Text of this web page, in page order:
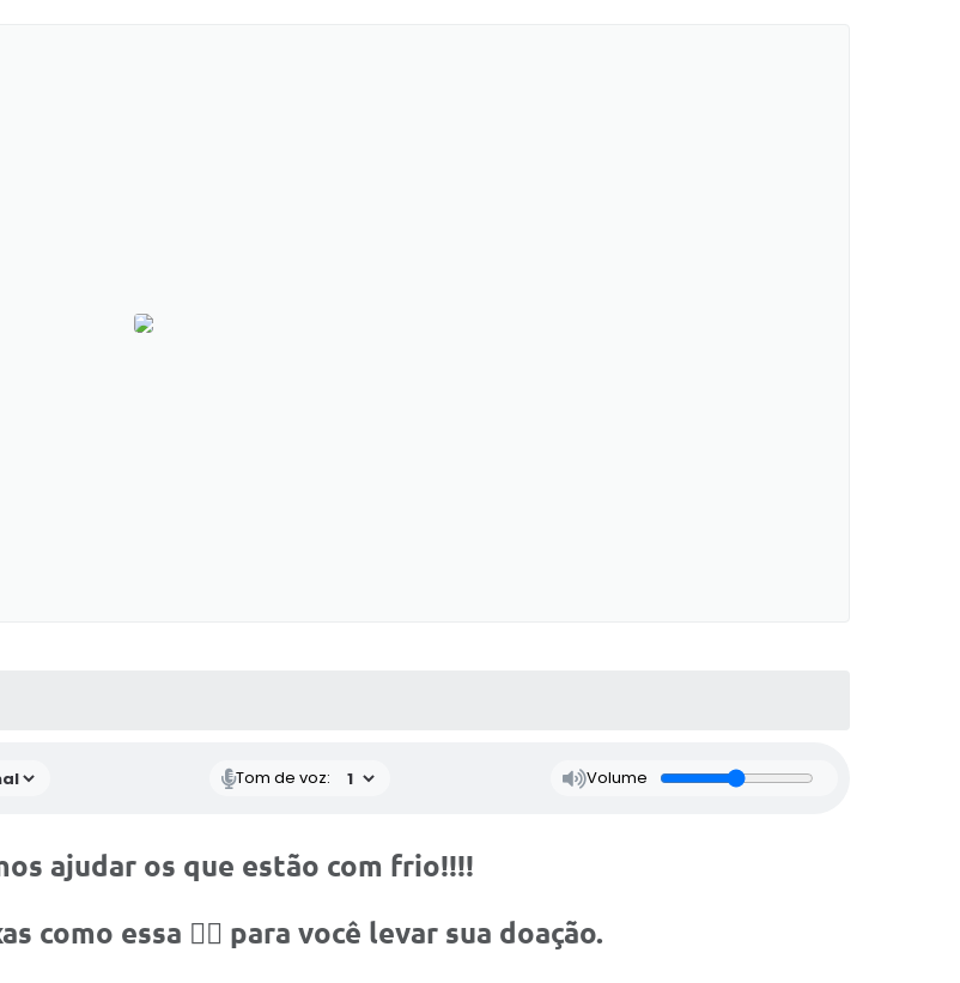
Tom de voz: Volume
ajudar os que estão com frio!!!!
como essa 👇🏻 para você levar sua doação.